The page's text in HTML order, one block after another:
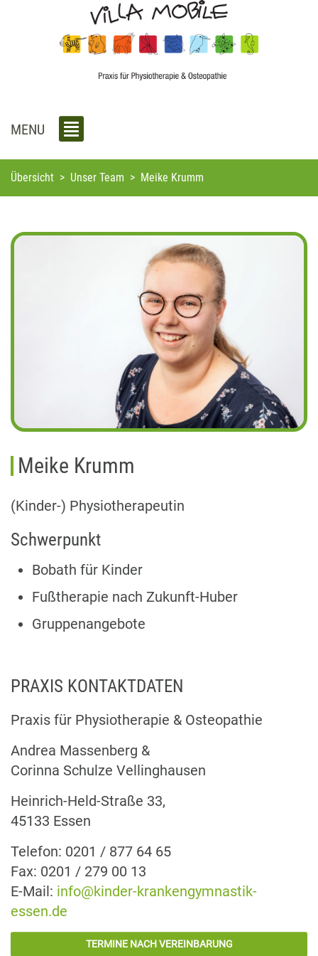
MENU
Übersicht > Unser Team > Meike Krumm
Meike Krumm
(Kinder-) Physiotherapeutin
Schwerpunkt
Bobath für Kinder
Fußtherapie nach Zukunft-Huber
Gruppenangebote
PRAXIS KONTAKTDATEN
Praxis für Physiotherapie & Osteopathie
Andrea Massenberg &
Corinna Schulze Vellinghausen
Heinrich-Held-Straße 33,
45133 Essen
Telefon: 0201 / 877 64 65
Fax: 0201 / 279 00 13
E-Mail: info@kinder-krankengymnastik-
essen.de
TERMINE NACH VEREINBARUNG